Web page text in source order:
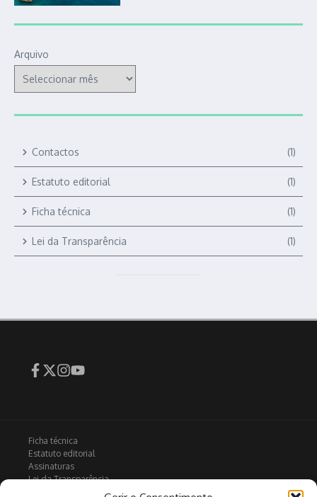
Arquivo
Contactos (1)
Estatuto editorial (1)
Ficha técnica (1)
Lei da Transparência (1)
Ficha técnica
Estatuto editorial
Assinaturas
Lei da Transparência